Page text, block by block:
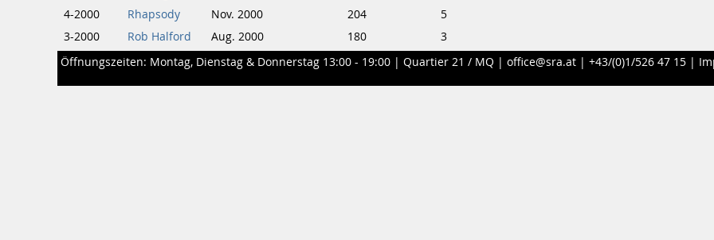
4-2000
Rhapsody Nov. 2000 204
5
3-2000
Rob Halford Aug. 2000 180
3
Öffnungszeiten: Montag, Dienstag & Donnerstag 13:00 - 19:00 | Quartier 21 / MQ | office@sra.at | +43/(0)1/526 47 15 |